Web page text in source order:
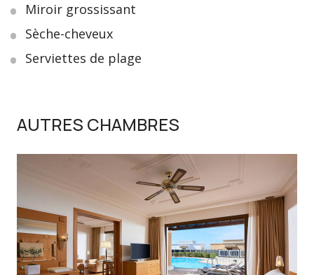
Miroir grossissant
Sèche-cheveux
Serviettes de plage
AUTRES CHAMBRES